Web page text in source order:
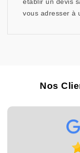
établir un devis
vous adresser à
Nos